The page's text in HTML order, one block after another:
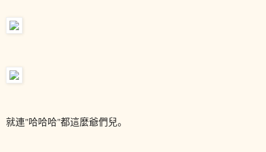
就連"哈哈哈"都這麼爺們兒。